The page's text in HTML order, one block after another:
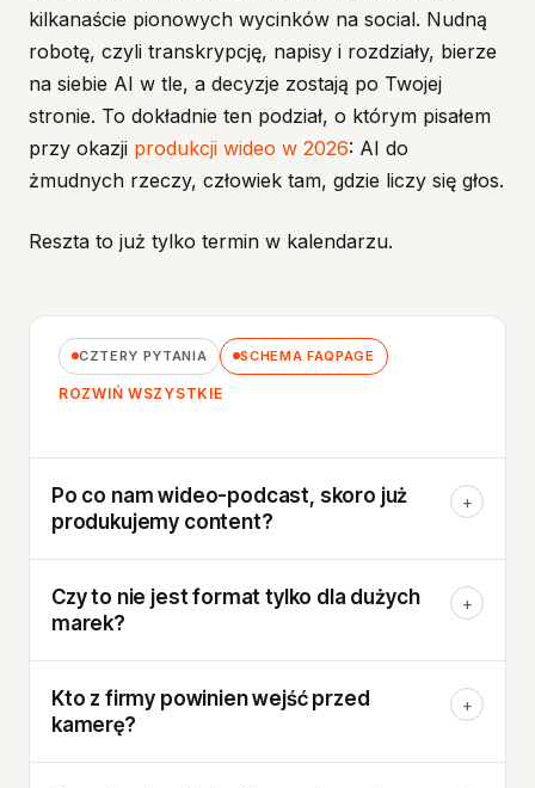
kilkanaście pionowych wycinków na social. Nudną
robotę, czyli transkrypcję, napisy i rozdziały, bierze
na siebie AI w tle, a decyzje zostają po Twojej
stronie. To dokładnie ten podział, o którym pisałem
przy okazji produkcji wideo w 2026: AI do
żmudnych rzeczy, człowiek tam, gdzie liczy się głos.
Reszta to już tylko termin w kalendarzu.
CZTERY PYTANIA SCHEMA FAQPAGE
ROZWIŃ WSZYSTKIE
Po co nam wideo-podcast, skoro już
produkujemy content?
+
Czy to nie jest format tylko dla dużych
marek?
+
Kto z firmy powinien wejść przed
kamerę?
+